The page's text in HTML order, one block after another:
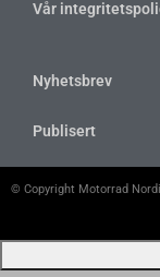
Vår
Nyhetsbrev
Publisert
© Copyright Motorrad